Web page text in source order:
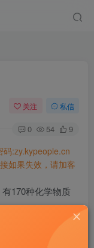
关注 私信
0 54 9
码:zy.kypeople.cn
如果失效，请加客
170种化学物质